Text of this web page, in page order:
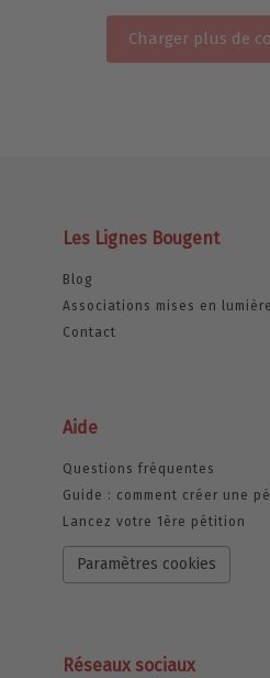
Charger plus de
Les Lignes Bougent
Blog
Associations mises en lumière
Contact
Aide
Questions fréquentes
Guide : comment créer une
Lancez votre 1ère pétition
Paramètres cookies
Réseaux sociaux